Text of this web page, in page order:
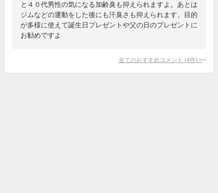
と４０代男性の気になる加齢臭も抑えられますよ。あとは
ジムなどの運動をした後にも汗臭さも抑えられます。目的
が多様に使えて誕生日プレゼントや父の日のプレゼントに
お勧めですよ
全てのおすすめコメント (4件) >